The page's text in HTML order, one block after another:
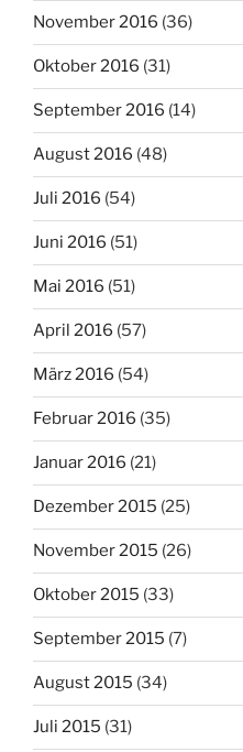
November 2016 (36)
Oktober 2016 (31)
September 2016 (14)
August 2016 (48)
Juli 2016 (54)
Juni 2016 (51)
Mai 2016 (51)
April 2016 (57)
März 2016 (54)
Februar 2016 (35)
Januar 2016 (21)
Dezember 2015 (25)
November 2015 (26)
Oktober 2015 (33)
September 2015 (7)
August 2015 (34)
Juli 2015 (31)